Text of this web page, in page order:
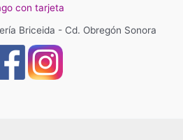
con tarjeta
Briceida - Cd. Obregón Sonora